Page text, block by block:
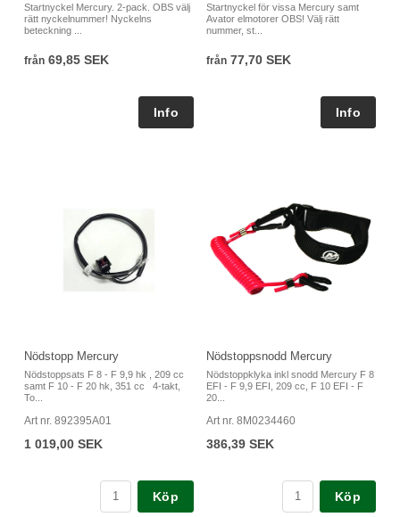
Startnyckel Mercury. 2-pack. OBS välj
rätt nyckelnummer! Nyckelns
beteckning ...
från 69,85 SEK
Startnyckel för vissa Mercury samt
Avator elmotorer OBS! Välj rätt
nummer, st...
från 77,70 SEK
Nödstopp Mercury
Nödstoppsats F 8 - F 9,9 hk , 209 cc
samt F 10 - F 20 hk, 351 cc 4-takt,
To...
Art nr. 892395A01
1 019,00 SEK
Köp
Nödstoppsnodd Mercury
Nödstoppklyka inkl snodd Mercury F 8
EFI - F 9,9 EFI, 209 cc, F 10 EFI - F
20...
Art nr. 8M0234460
386,39 SEK
Köp